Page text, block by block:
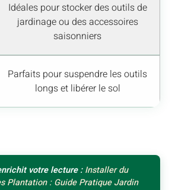
Idéales pour stocker des outils de
jardinage ou des accessoires
saisonniers
Parfaits pour suspendre les outils
longs et libérer le sol
votre lecture :Installer du
Plantation : Guide Pratique Jardin